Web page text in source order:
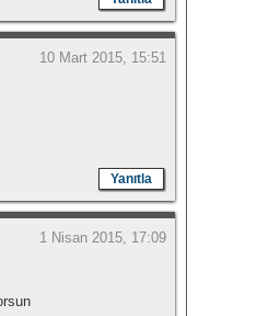
10 Mart 2015, 15:51
Yanıtla
1 Nisan 2015, 17:09